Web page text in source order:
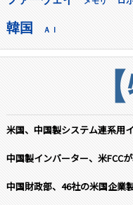
韓国 ＡＩ
米国、中国製システム連系用
中国製インバーター、米FCC
中国財政部、46社の米国企業